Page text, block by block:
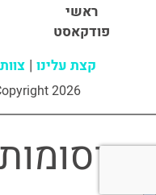
ראשי
פודקאסט
קצת עלינו
2026